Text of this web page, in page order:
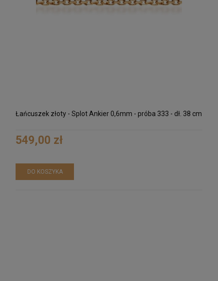
Łańcuszek złoty - Splot Ankier 0,6mm - próba 333 - dł. 38 cm
549,00 zł
DO KOSZYKA